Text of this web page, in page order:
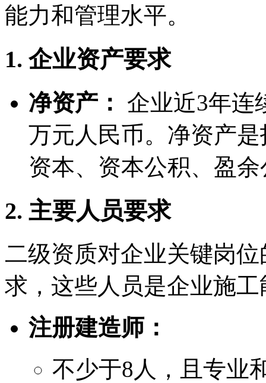
能力和管理水平。
1. 企业资产要求
净资产：
企业近3年连
万元人民币。净资产
资本、资本公积、盈
2. 主要人员要求
二级资质对企业关键岗
求，这些人员是企业施
注册建造师：
不少于8人，且专业